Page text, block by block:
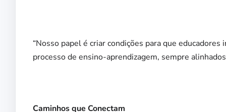
“Nosso papel é criar condições para que
processo de ensino-aprendizagem, sempre
Caminhos que Conectam